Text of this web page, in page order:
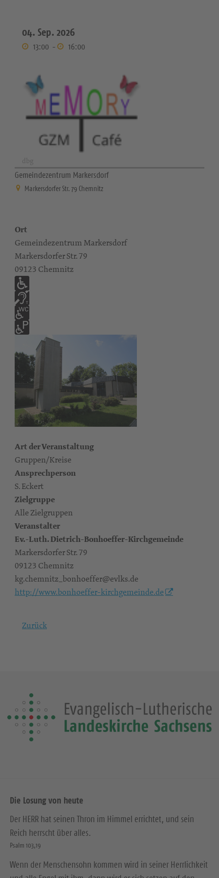
04. Sep. 2026
13:00 - 16:00
Gemeindezentrum Markersdorf
Markersdorfer Str. 79 Chemnitz
Ort
Gemeindezentrum Markersdorf
Markersdorfer Str. 79
09123 Chemnitz
Art der Veranstaltung
Gruppen/Kreise
Ansprechperson
S. Eckert
Zielgruppe
Alle Zielgruppen
Veranstalter
Ev.-Luth. Dietrich-Bonhoeffer-Kirchgemeinde
Markersdorfer Str. 79
09123 Chemnitz
kg.chemnitz_bonhoeffer@evlks.de
http://www.bonhoeffer-kirchgemeinde.de
Zurück
Die Losung von heute
Der HERR hat seinen Thron im Himmel errichtet, und sein
Reich herrscht über alles.
Psalm 103,19
Wenn der Menschensohn kommen wird in seiner Herrlichkeit